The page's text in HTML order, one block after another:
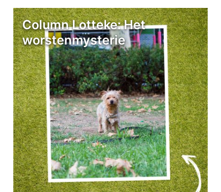
Column Lotteke: Het
worstenmysterie